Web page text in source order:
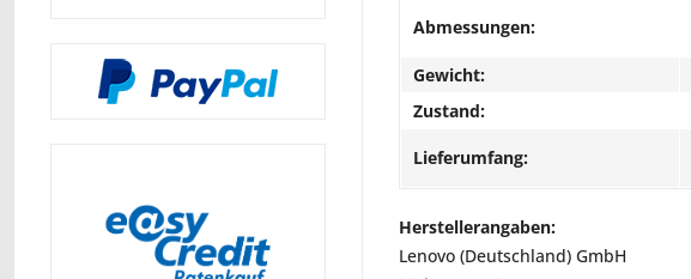
Abmessungen:
Gewicht:
Zustand:
Lieferumfang:
Herstellerangaben:
Lenovo (Deutschland) GmbH